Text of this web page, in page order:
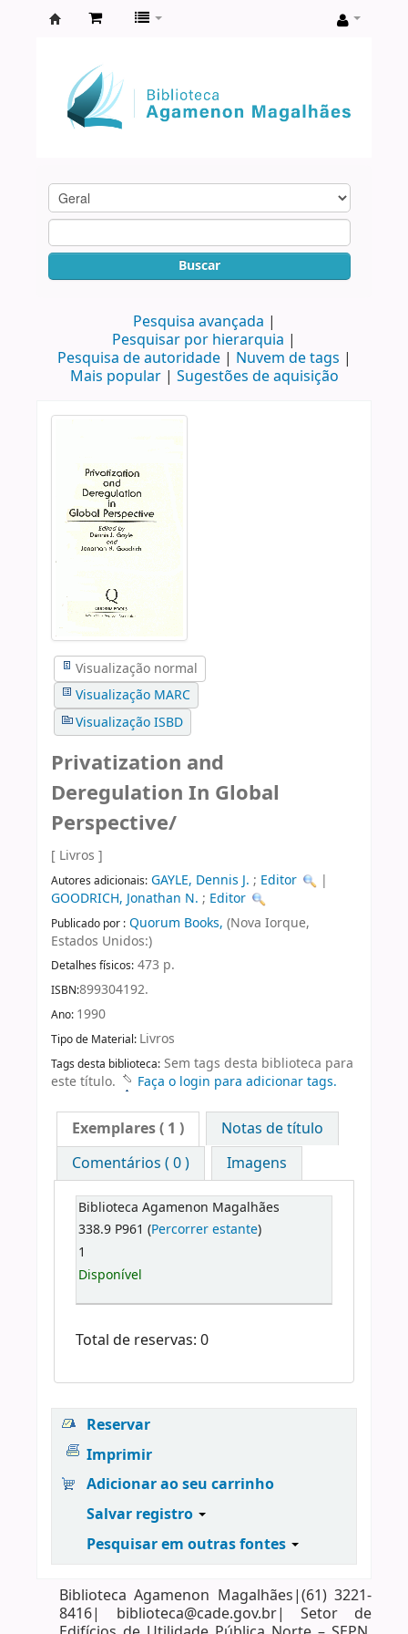
Agamenon
Magalhães
Buscar
Pesquisa avançada
Pesquisar por hierarquia
Pesquisa de autoridade
Nuvem de tags
Mais popular
Sugestões de aquisição
Visualização normal
Visualização MARC
Visualização ISBD
Privatization and
Deregulation In Global
Perspective/
[ Livros ]
Autores adicionais: GAYLE, Dennis J. ; Editor
|
GOODRICH, Jonathan N. ; Editor
Publicado por : Quorum Books, (Nova Iorque,
Estados Unidos:)
Detalhes físicos: 473 p.
ISBN:899304192.
Ano: 1990
Tipo de Material: Livros
Tags desta biblioteca: Sem tags desta biblioteca para
este título.
Faça o login para adicionar tags.
Exemplares( 1 )
Notas de título
Comentários ( 0 )
Imagens
Biblioteca Agamenon Magalhães
338.9 P961 (Percorrer estante)
1
Disponível
Total de reservas: 0
Reservar
Imprimir
Adicionar ao seu carrinho
Salvar registro
Pesquisar em outras fontes
Biblioteca Agamenon Magalhães|(61) 3221-
8416| biblioteca@cade.gov.br| Setor de